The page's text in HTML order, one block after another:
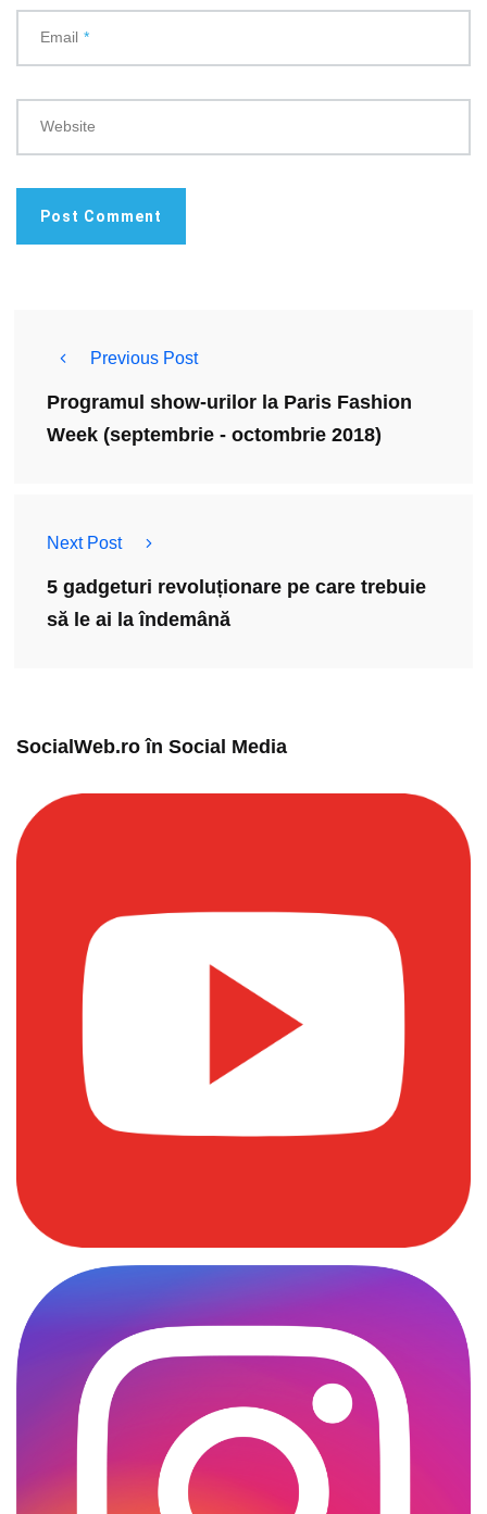
Email *
Website
Previous Post
Programul show-urilor la Paris Fashion
Week (septembrie - octombrie 2018)
Next Post
5 gadgeturi revoluționare pe care trebuie
să le ai la îndemână
SocialWeb.ro în Social Media​